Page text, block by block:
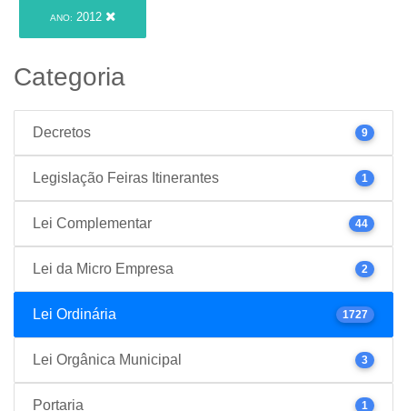
ANO: 2012
Categoria
Decretos 9
Legislação Feiras Itinerantes 1
Lei Complementar 44
Lei da Micro Empresa 2
Lei Ordinária 1727
Lei Orgânica Municipal 3
Portaria 1